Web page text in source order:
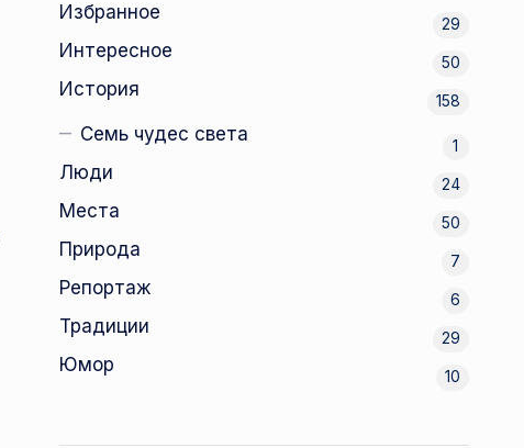
Избранное
29
Интересное
50
История
158
Семь чудес света
1
Люди
24
Места
50
Природа
7
Репортаж
6
Традиции
29
Юмор
10